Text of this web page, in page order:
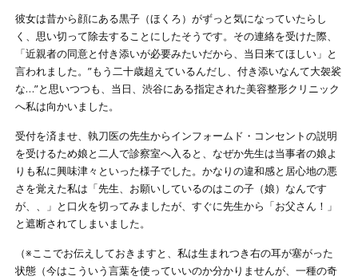
彼女は昔から顔にある黒子（ほくろ）がずっと気になっていたらし
く、思い切って除去することにしたそうです。その連絡を受けた際、
「近親者の同意と付き添いが必要みたいだから、当日来てほしい」と
言われました。”もう二十歳超えているんだし、付き添いなんて大袈裟
な…”と思いつつも、当日、渋谷にある指定された美容整形クリニック
へ私は向かいました。
受付を済ませ、執刀医の先生からインフォームド・コンセントの説明
を受けるため娘と二人で診察室へ入ると、なぜか先生は当事者の娘よ
りも私に興味津々といった様子でした。かなりの違和感と居心地の悪
さを覚えた私は「先生、お願いしているのはこの子（娘）なんです
が、、」と口火を切ってみましたが、すぐに先生から「お父さん！」
と遮断されてしまいました。
（※ここでお伝えしておきますと、私は生まれつき右の耳が塞がった
状態（今はこういう言葉を使っていいのか分かりませんが、一種の奇